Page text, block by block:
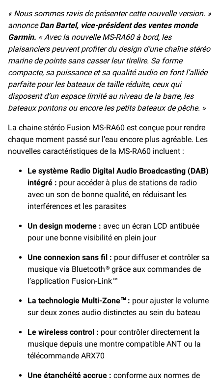
« Nous sommes ravis de présenter cette nouvelle version. »
annonceDan Bartel, vice-président des ventes monde
Garmin. « Avec la nouvelle MS-RA60 à bord, les
plaisanciers peuvent profiter du design d’une chaîne stéréo
marine de pointe sans casser leur tirelire. Sa forme
compacte, sa puissance et sa qualité audio en font l’alliée
parfaite pour les bateaux de taille réduite, ceux qui
disposent d’un espace limité au niveau de la barre, les
bateaux pontons ou encore les petits bateaux de pêche. »
La chaine stéréo Fusion MS-RA60 est conçue pour rendre
chaque moment passé sur l’eau encore plus agréable. Les
nouvelles caractéristiques de la MS-RA60 incluent :
Le système Radio Digital Audio Broadcasting (DAB)
intégré : pour accéder à plus de stations de radio
avec un son de bonne qualité, en réduisant les
interférences et les parasites
Un design moderne : avec un écran LCD antibuée
pour une bonne visibilité en plein jour
Une connexion sans fil : pour diffuser et contrôler sa
musique via Bluetooth ® grâce aux commandes de
l’application Fusion-Link™
La technologie Multi-Zone™ : pour ajuster le volume
sur deux zones audio distinctes au sein du bateau
Le wireless control : pour contrôler directement la
musique depuis une montre compatible ANT ou la
télécommande ARX70
Une étanchéité accrue : conforme aux normes de